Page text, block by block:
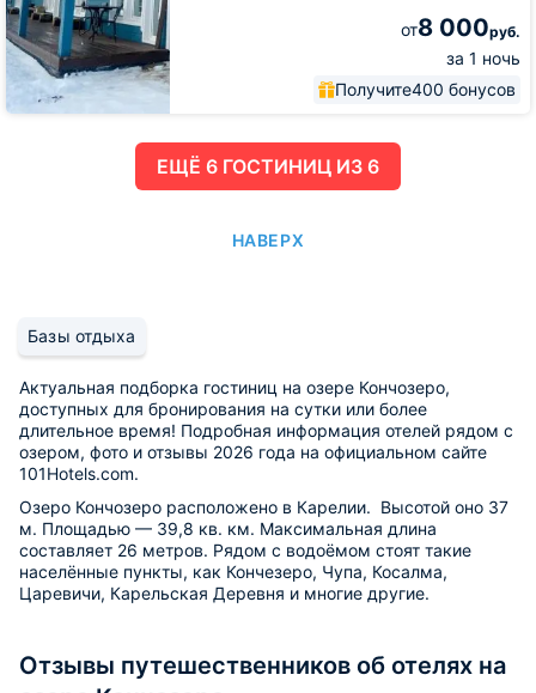
от8 000руб.
за 1 ночь
Получите400 бонусов
ЕЩË 6 ГОСТИНИЦ ИЗ 6
НАВЕРХ
Базы отдыха
Актуальная подборка гостиниц на озере Кончозеро,
доступных для бронирования на сутки или более
длительное время! Подробная информация отелей рядом с
озером, фото и отзывы 2026 года на официальном сайте
101Hotels.com.
Озеро Кончозеро расположено в Карелии. Высотой оно 37
м. Площадью — 39,8 кв. км. Максимальная длина
составляет 26 метров. Рядом с водоёмом стоят такие
населённые пункты, как Кончезеро, Чупа, Косалма,
Царевичи, Карельская Деревня и многие другие.
Отзывы путешественников об отелях на